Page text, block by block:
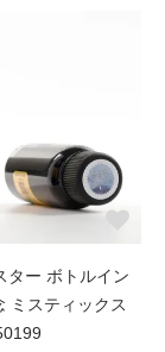
ター ボトルイン
ミスティックス